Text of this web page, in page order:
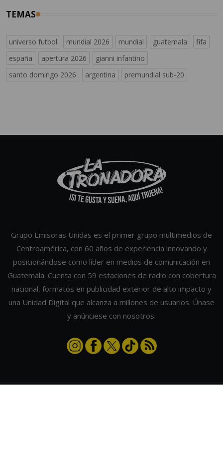
TEMAS
universo futbol mundial 2026 mundial guatemala
fifa
españa
apertura 2026
gianni infantino
santo domingo 2026
argentina premundial sub-20
Grupo Emisoras Unidas es el primer grupo multimedios de
Centroamérica, con 60 años de experiencia innovando y
posicionándose como líder en medios de comunicación en
Guatemala. Cuenta con 59 estaciones de radio con cobertura
nacional, formatos en publicidad exterior de alto impacto y
una Unidad Digital que alcanza a millones de usuarios. Únase
y anúnciese con nosotros.